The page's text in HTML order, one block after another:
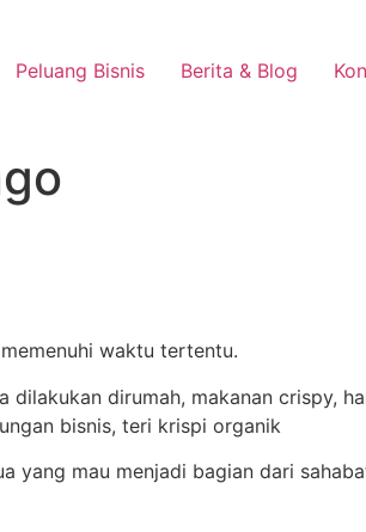
Peluang Bisnis Berita & Blog
waktu tertentu.
yang mau menjadi bagian dari